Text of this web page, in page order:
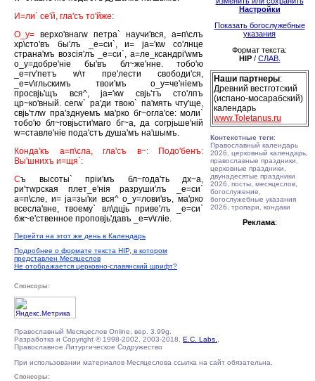
И=ли` се'й, гла'съ то'йже:
О_у= верхо'внагw петра` научи'вся, а=п\слъ
хр\сто'въ бы'лъ _е=си`, и= jа='кw со'лнце
страна'мъ возсiя'лъ _е=си`, а=ле_ксандрi'wмъ
о_у=добре'нiе бы'въ бл~же'нне. тобо'ю
_е=гv'петъ w\т пре'лести свободи'ся,
_е=v\гльскимъ твои'мъ о_у=че'нiемъ
просвjь'щъ вся^, jа='кw свjь'тъ сто'лпъ
цр~ко'вный. сегw` ра'ди твою` па'мять чту'ще,
свjь'тлw пра'зднуемъ ма'рко бг~огла'се: моли`
тобо'ю бл~говjьсти'маго бг~а, да согрjьше'нiй
w=ставле'нiе пода'стъ душа'мъ на'шымъ.
Конда'къ а=п\сла, гла'съ в~: Подо'бенъ:
Вы'шнихъ и=щя`:
Съ высоты` прiи'мъ бл~года'ть дх~а,
ри'тwрская плет_е'нiя разруши'лъ _е=си`
а=п\сле, и= jа=зы'ки вся^ о_у=лови'въ, ма'рко
всесла'вне, твоему` вл\дцjь приве'лъ _е=си`
бж~е'ственное проповjь'давъ _е=v\глiе.
Перейти на этот же день в Календарь
Подробнее о формате текста HIP, в котором
представлен Месяцеслов
Не отображается церковно-славянский шрифт?
Настройки
Показать богослужебные
указания
Формат текста:
HIP/ СЛАВ.
Наши партнеры:
Древний вестготский
(испано-мосарабский)
календарь
www.Toletanus.ru
Контекстные теги:
Православный календарь
2026, церковный календарь,
православные праздники,
церковные праздники,
двунадесятые праздники
2026, посты, месяцеслов,
богослужение,
богослужебные указания
2026, тропари, кондаки
Реклама:
Спонсоры:
Православный Месяцеслов Online, вер. 3.99g.
Разработка и Copyright © 1998-2002, 2003-2018, E.C. Labs.
Православное Литургическое Содружество
При использовании материалов Месяцеслова ссылка на сайт обязательна.
Спонсоры: